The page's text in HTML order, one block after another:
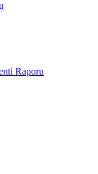
Raporu